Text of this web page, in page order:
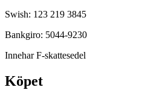
Swish: 123 219 3845
Bankgiro: 5044-9230
Innehar F-skattesedel
Köpet